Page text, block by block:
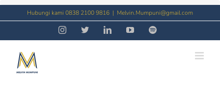
to
Hubungi kami 0838 2100 9816 | Melvin.Mumpuni@gmail.com
InstagramThreadsLinkedInYouTubeSpotify